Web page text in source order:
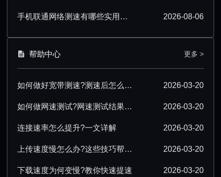
手机联通网络测速有哪些实用技巧？看完就会 2026-08-06
帮助中心 更多 >
如何做好宽带测速?测速后怎么优化? 2026-03-20
如何做网速测试?网速测试结果怎么解读? 2026-03-20
连接速率怎么提升?一文详解 2026-03-20
上传速度慢怎么办?这些技巧帮你提速 2026-03-20
下载速度为何变慢?教你快速提速 2026-03-20